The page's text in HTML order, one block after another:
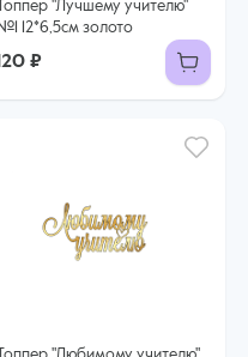
Топпер "Лучшему учителю"
№1 12*6,5см золото
120 ₽